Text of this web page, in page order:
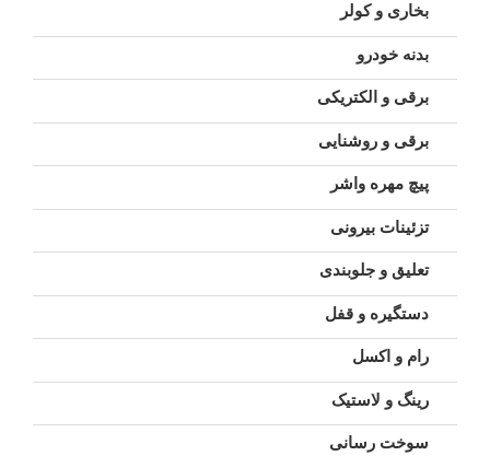
بخاری و کولر
بدنه خودرو
برقی و الکتریکی
برقی و روشنایی
پیچ مهره واشر
تزئینات بیرونی
تعلیق و جلوبندی
دستگیره و قفل
رام و اکسل
رینگ و لاستیک
سوخت رسانی